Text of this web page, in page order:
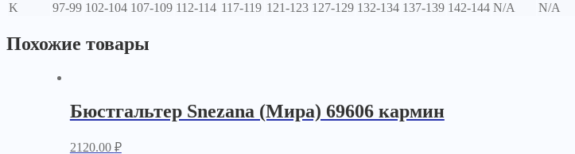
K
97-99 102-104 107-109 112-114 117-119 121-123 127-129 132-134 137-139 142-144 N/A N/A
Похожие товары
Бюстгальтер Snezana (Мира) 69606 кармин
2120.00 ₽